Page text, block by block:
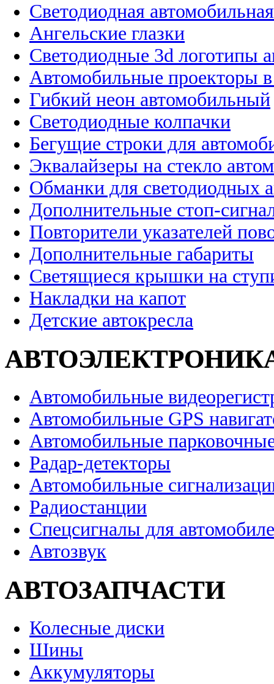
Светодиодная
Ангельские глазки
Светодиодные 3d логотипы
Автомобильные проекторы
Гибкий неон автомобильный
Светодиодные колпачки
Бегущие строки для
Эквалайзеры на стекло
Обманки для светодиодных
Дополнительные стоп-
Повторители указателей
Дополнительные габариты
Светящиеся крышки на
Накладки на капот
Детские автокресла
Автомобильные
Автомобильные GPS
Автомобильные
Радар-детекторы
Автомобильные
Радиостанции
Спецсигналы для
Автозвук
АВТОЗАПЧАСТИ
Колесные диски
Шины
Аккумуляторы